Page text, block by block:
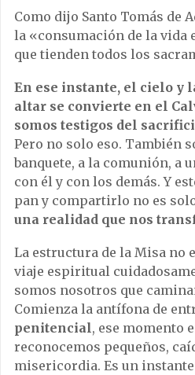
Como dijo Santo Tomás de
la «consumación de la
que tienden todos los
En ese instante, el cielo y
altar se convierte en el
somos testigos del
Pero no solo eso. También
banquete, a la comunión, a
con él y con los demás. Y
pan y compartirlo no es
una realidad que nos
La estructura de la Misa no
viaje espiritual
somos nosotros que
Comienza la antífona de
penitencial, ese momento
reconocemos pequeños,
misericordia. Es un